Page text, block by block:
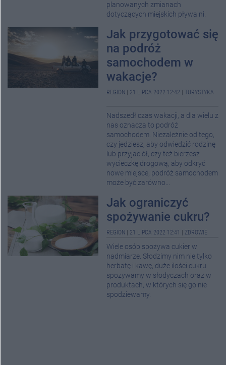
planowanych zmianach
dotyczących miejskich pływalni.
Jak przygotować się
na podróż
samochodem w
wakacje?
REGION 21 LIPCA 2022 12:42 TURYSTYKA
Nadszedł czas wakacji, a dla wielu z
nas oznacza to podróż
samochodem. Niezależnie od tego,
czy jedziesz, aby odwiedzić rodzinę
lub przyjaciół, czy też bierzesz
wycieczkę drogową, aby odkryć
nowe miejsce, podróż samochodem
może być zarówno...
Jak ograniczyć
spożywanie cukru?
REGION 21 LIPCA 2022 12:41 ZDROWIE
Wiele osób spożywa cukier w
nadmiarze. Słodzimy nim nie tylko
herbatę i kawę, duże ilości cukru
spożywamy w słodyczach oraz w
produktach, w których się go nie
spodziewamy.